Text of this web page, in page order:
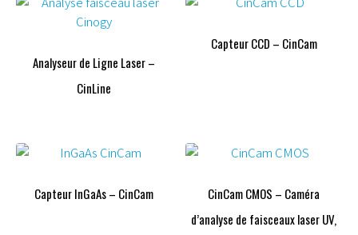
Analyseur de Ligne Laser –
CinLine
Capteur CCD – CinCam
Capteur InGaAs – CinCam
CinCam CMOS – Caméra
d’analyse de faisceaux laser UV,